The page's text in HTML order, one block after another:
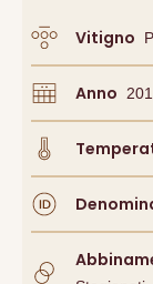
Vitigno
Anno